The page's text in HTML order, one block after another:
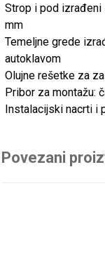
Strop i pod
mm
Temeljne grede
autoklavom
Olujne rešetke za
Pribor za montažu:
Instalacijski nacrti i
Povezani